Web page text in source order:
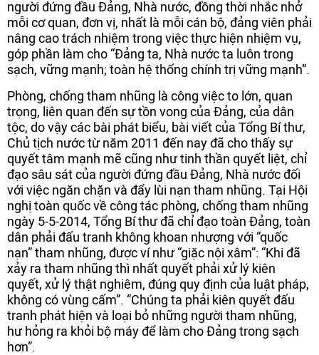
người đứng đầu Đảng, Nhà nước, đồng thời nhắc nhở
mỗi cơ quan, đơn vị, nhất là mỗi cán bộ, đảng viên phải
nâng cao trách nhiệm trong việc thực hiện nhiệm vụ,
góp phần làm cho “Đảng ta, Nhà nước ta luôn trong
sạch, vững mạnh; toàn hệ thống chính trị vững mạnh”.
Phòng, chống tham nhũng là công việc to lớn, quan
trọng, liên quan đến sự tồn vong của Đảng, của dân
tộc, do vậy các bài phát biểu, bài viết của Tổng Bí thư,
Chủ tịch nước từ năm 2011 đến nay đã cho thấy sự
quyết tâm mạnh mẽ cũng như tinh thần quyết liệt, chỉ
đạo sâu sát của người đứng đầu Đảng, Nhà nước đối
với việc ngăn chặn và đẩy lùi nạn tham nhũng. Tại Hội
nghị toàn quốc về công tác phòng, chống tham nhũng
ngày 5-5-2014, Tổng Bí thư đã chỉ đạo toàn Đảng, toàn
dân phải đấu tranh không khoan nhượng với “quốc
nạn” tham nhũng, được ví như “giặc nội xâm”: “Khi đã
xảy ra tham nhũng thì nhất quyết phải xử lý kiên
quyết, xử lý thật nghiêm, đúng quy định của luật pháp,
không có vùng cấm”. “Chúng ta phải kiên quyết đấu
tranh phát hiện và loại bỏ những người tham nhũng,
hư hỏng ra khỏi bộ máy để làm cho Đảng trong sạch
hơn”.